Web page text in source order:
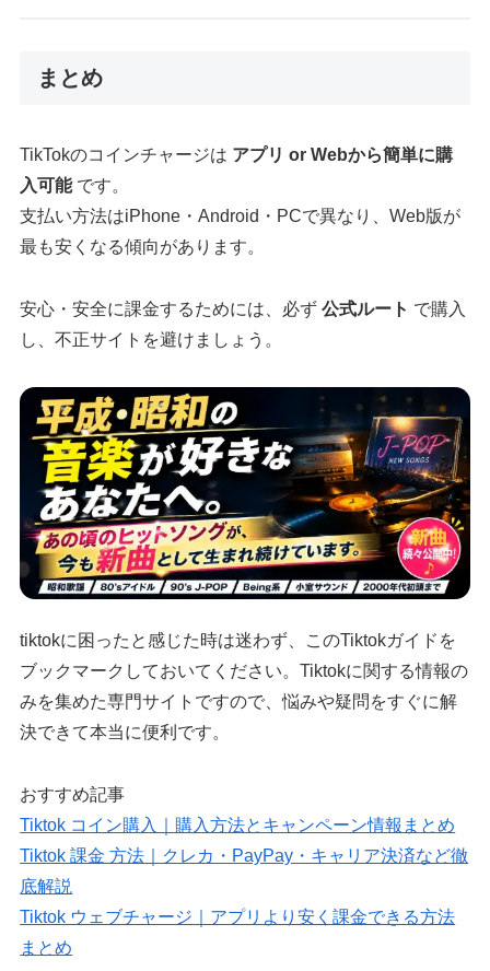
まとめ
TikTokのコインチャージは アプリ or Webから簡単に購
入可能です。
支払い方法はiPhone・Android・PCで異なり、Web版が
最も安くなる傾向があります。
安心・安全に課金するためには、必ず公式ルート で購入
し、不正サイトを避けましょう。
tiktokに困ったと感じた時は迷わず、このTiktokガイドを
ブックマークしておいてください。Tiktokに関する情報の
みを集めた専門サイトですので、悩みや疑問をすぐに解
決できて本当に便利です。
おすすめ記事
Tiktok コイン購入｜購入方法とキャンペーン情報まとめ
Tiktok 課金 方法｜クレカ・PayPay・キャリア決済など徹
底解説
Tiktok ウェブチャージ｜アプリより安く課金できる方法
まとめ